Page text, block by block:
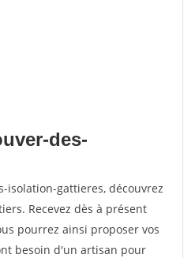
des-
isolation-gattieres, découvrez
Recevez dès à présent
pourrez ainsi proposer vos
besoin d'un artisan pour